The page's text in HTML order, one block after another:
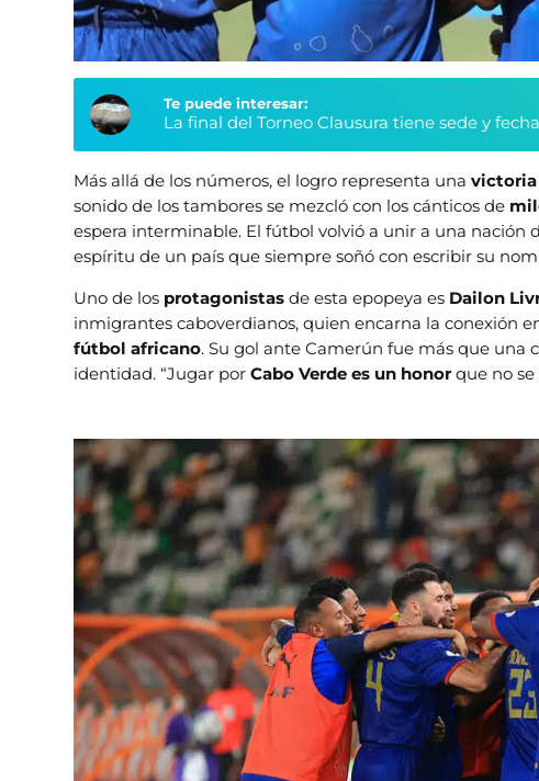
Te puede interesar:
La final del Torneo Clausura tiene sede y
Más allá de los números, el logro representa una
sonido de los tambores se mezcló con los cánticos de
espera interminable. El fútbol volvió a unir a una nación
espíritu de un país que siempre soñó con escribir su
Uno de los protagonistasde esta epopeya es Dailon
inmigrantes caboverdianos, quien encarna la conexión
fútbol africano. Su gol ante Camerún fue más que una
identidad. “Jugar porCabo Verde es un honorque no se